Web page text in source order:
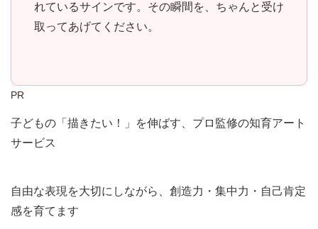
れているサインです。その瞬間を、ちゃんと受け
取ってあげてください。
PR
子どもの「描きたい！」を伸ばす、プロ監修の知育アート
サービス
自由な表現を大切にしながら、創造力・集中力・自己肯定
感を育てます